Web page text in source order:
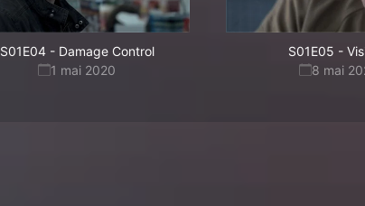
S01E04- Damage Control
1 mai 2020
S01E05 -
8 mai